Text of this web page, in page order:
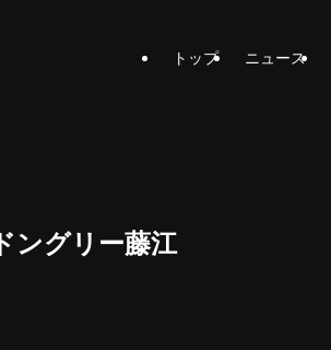
トップ ニュース
ドングリー藤江